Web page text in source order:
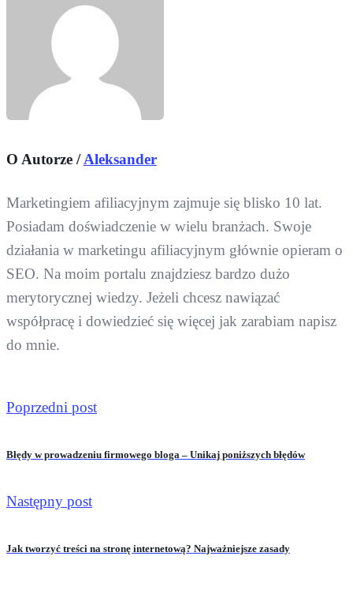
O Autorze /Aleksander
Marketingiem afiliacyjnym zajmuje się blisko 10 lat.
Posiadam doświadczenie w wielu branżach. Swoje
działania w marketingu afiliacyjnym głównie opieram o
SEO. Na moim portalu znajdziesz bardzo dużo
merytorycznej wiedzy. Jeżeli chcesz nawiązać
współpracę i dowiedzieć się więcej jak zarabiam napisz
do mnie.
Poprzedni post
Błędy w prowadzeniu firmowego bloga – Unikaj poniższych błędów
Następny post
Jak tworzyć treści na stronę internetową? Najważniejsze zasady